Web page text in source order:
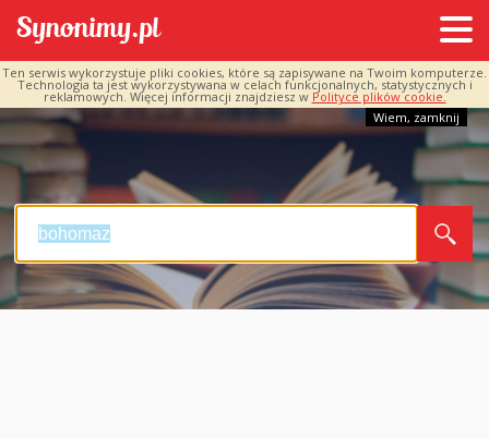
Ten serwis wykorzystuje pliki cookies, które są zapisywane na Twoim komputerze.
Technologia ta jest wykorzystywana w celach funkcjonalnych, statystycznych i
reklamowych. Więcej informacji znajdziesz w Polityce plików cookie.
Wiem, zamknij